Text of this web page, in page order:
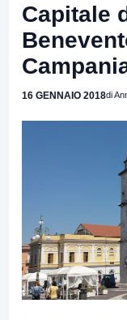
Capitale
16 GENNAIO 2018di